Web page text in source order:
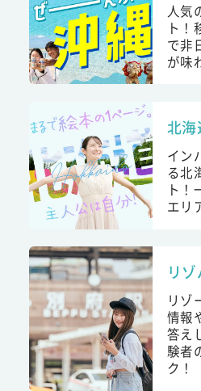
人気
ト！
で非
が味
北海
イン
る北
ト！
エリ
リ
リゾ
情報
答え
験者
ク！